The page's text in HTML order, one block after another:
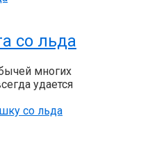
со льда
многих
удается